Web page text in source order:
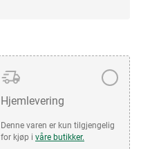
Hjemlevering
Denne varen er kun tilgjengelig
for kjøp i våre butikker.